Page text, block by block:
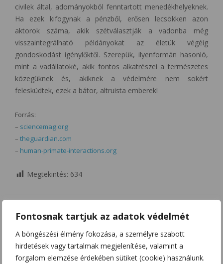
Fontosnak tartjuk az adatok védelmét
A böngészési élmény fokozása, a személyre szabott
hirdetések vagy tartalmak megjelenítése, valamint a
forgalom elemzése érdekében sütiket (cookie) használunk.
civilek által, adományokból fenntartott menedékhelyeknek.
Ha ezek kifogynak a pénzből, erősen lecsökken azon
aktorok száma, akik szétválasztják a vadonba még
visszaintegrálható példányokat az életük végéig
gondoskodást igénylőktől. Szerepük, ilyenformán hasonló,
mint a vadállatoké, akik fontos alkatrészei a természetes
közegüknek és, akiknek a védelmére nem sokért
felesküdtek, ezek a bátor, altruista emberek!
Forrás:
– sciencemag.org
– theguardian.com
– human-primate-interactions.org
Megtekintés: 634